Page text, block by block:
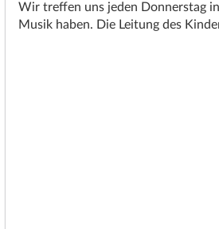
Wir treffen uns jeden Donnerstag
Musik haben. Die Leitung des